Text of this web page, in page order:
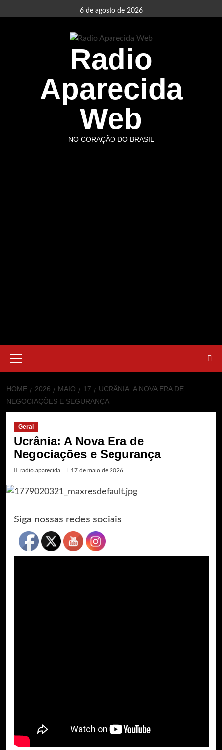
to
6 de agosto de 2026
Radio
Aparecida
Web
NO CORAÇÃO DO BRASIL
Menu
HOME 2026 MAIO 17
UCRÂNIA: A NOVA ERA DE
NEGOCIAÇÕES E SEGURANÇA
Geral
Ucrânia: A Nova Era de
Negociações e Segurança
radio.aparecida 17 de maio de 2026
Siga nossas redes sociais